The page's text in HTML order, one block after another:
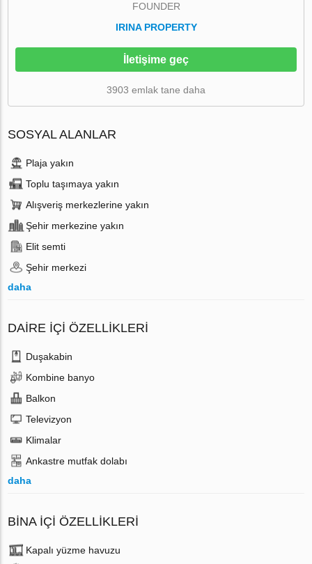
FOUNDER
IRINA PROPERTY
İletişime geç
3903 emlak tane daha
SOSYAL ALANLAR
Plaja yakın
Toplu taşımaya yakın
Alışveriş merkezlerine yakın
Şehir merkezine yakın
Elit semti
Şehir merkezi
daha
DAIRE IÇI ÖZELLIKLERI
Duşakabin
Kombine banyo
Balkon
Televizyon
Klimalar
Ankastre mutfak dolabı
daha
BINA İÇI ÖZELLIKLERI
Kapalı yüzme havuzu